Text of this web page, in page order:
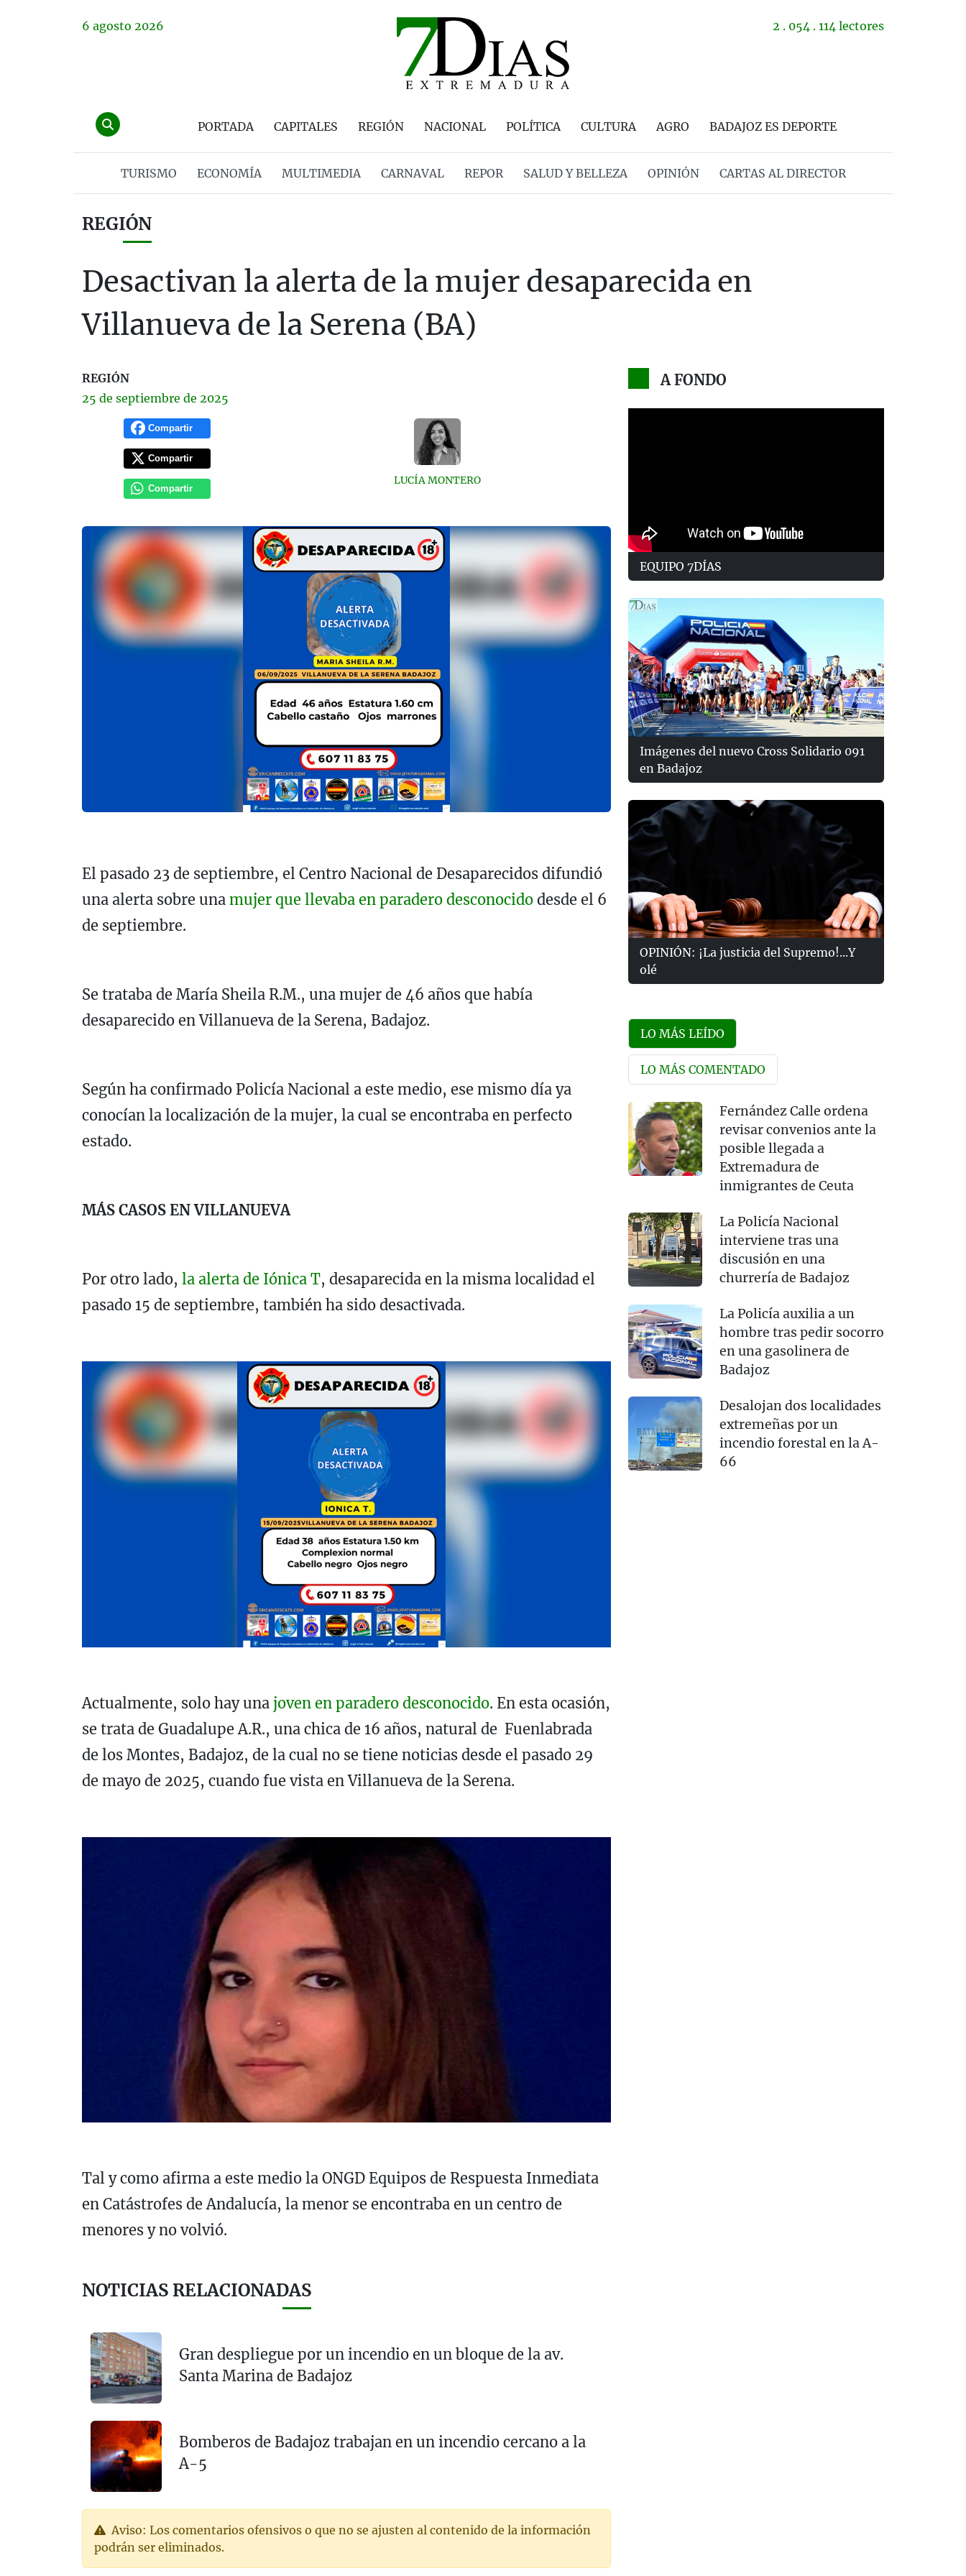
6 agosto 2026 2 . 054 . 114 lectores
PORTADA CAPITALES REGIÓN NACIONAL POLÍTICA CULTURA AGRO BADAJOZ ES DEPORTE
TURISMO ECONOMÍA MULTIMEDIA CARNAVAL REPOR SALUD Y BELLEZA OPINIÓN CARTAS AL DIRECTOR
REGIÓN
Desactivan la alerta de la mujer desaparecida en
Villanueva de la Serena (BA)
REGIÓN
25 de septiembre de 2025
Compartir
Compartir
Compartir
LUCÍA MONTERO
El pasado 23 de septiembre, el Centro Nacional de Desaparecidos difundió
una alerta sobre una mujer que llevaba en paradero desconocido desde el 6
de septiembre.
Se trataba de María Sheila R.M., una mujer de 46 años que había
desaparecido en Villanueva de la Serena, Badajoz.
Según ha confirmado Policía Nacional a este medio, ese mismo día ya
conocían la localización de la mujer, la cual se encontraba en perfecto
estado.
MÁS CASOS EN VILLANUEVA
Por otro lado, la alerta de Iónica T, desaparecida en la misma localidad el
pasado 15 de septiembre, también ha sido desactivada.
Actualmente, solo hay una joven en paradero desconocido. En esta ocasión,
se trata de Guadalupe A.R., una chica de 16 años, natural de Fuenlabrada
de los Montes, Badajoz, de la cual no se tiene noticias desde el pasado 29
de mayo de 2025, cuando fue vista en Villanueva de la Serena.
Tal y como afirma a este medio la ONGD Equipos de Respuesta Inmediata
en Catástrofes de Andalucía, la menor se encontraba en un centro de
menores y no volvió.
NOTICIAS RELACIONADAS
Gran despliegue por un incendio en un bloque de la av.
Santa Marina de Badajoz
Bomberos de Badajoz trabajan en un incendio cercano a la
A-5
Aviso: Los comentarios ofensivos o que no se ajusten al contenido de la información
podrán ser eliminados.
A FONDO
EQUIPO 7DÍAS
Imágenes del nuevo Cross Solidario 091
en Badajoz
OPINIÓN: ¡La justicia del Supremo!...Y
olé
LO MÁS LEÍDO
LO MÁS COMENTADO
Fernández Calle ordena
revisar convenios ante la
posible llegada a
Extremadura de
inmigrantes de Ceuta
La Policía Nacional
interviene tras una
discusión en una
churrería de Badajoz
La Policía auxilia a un
hombre tras pedir socorro
en una gasolinera de
Badajoz
Desalojan dos localidades
extremeñas por un
incendio forestal en la A-
66